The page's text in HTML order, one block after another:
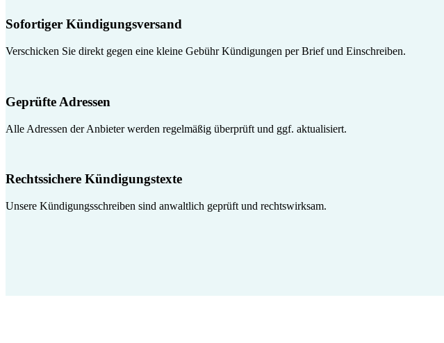
Sofortiger Kündigungsversand
Verschicken Sie direkt gegen eine kleine Gebühr Kündigungen per Brief und Einschreiben.
Geprüfte Adressen
Alle Adressen der Anbieter werden regelmäßig überprüft und ggf. aktualisiert.
Rechtssichere Kündigungstexte
Unsere Kündigungsschreiben sind anwaltlich geprüft und rechtswirksam.